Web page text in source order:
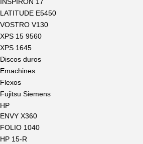
LATITUDE E5450
VOSTRO V130
XPS 15 9560
XPS 1645
Discos duros
Emachines
Flexos
Fujitsu Siemens
HP
ENVY X360
FOLIO 1040
HP 15-R